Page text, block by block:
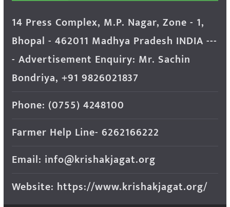
14 Press Complex, M.P. Nagar, Zone - 1,
Bhopal - 462011 Madhya Pradesh INDIA ---
- Advertisement Enquiry: Mr. Sachin
Bondriya, +91 9826021837
Phone: (0755) 4248100
Farmer Help Line- 6262166222
Email: info@krishakjagat.org
Website: https://www.krishakjagat.org/